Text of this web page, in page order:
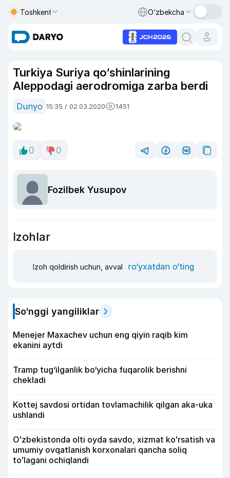
Toshkent O‘zbekcha
Turkiya Suriya qo‘shinlarining
Aleppodagi aerodromiga zarba berdi
Dunyo 15:35 / 02.03.2020 1451
0 0
Fozilbek Yusupov
Izohlar
Izoh qoldirish uchun, avval ro‘yxatdan o‘ting
So‘nggi yangiliklar
Menejer Maxachev uchun eng qiyin raqib kim
ekanini aytdi
Tramp tug‘ilganlik bo‘yicha fuqarolik berishni
chekladi
Kottej savdosi ortidan tovlamachilik qilgan aka-uka
ushlandi
Oʻzbekistonda olti oyda savdo, xizmat koʻrsatish va
umumiy ovqatlanish korxonalari qancha soliq
toʻlagani ochiqlandi